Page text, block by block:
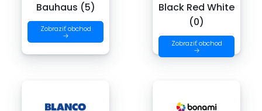
Bauhaus (5)
Zobraziť obchod
→
Black Red White
(0)
Zobraziť obchod
→